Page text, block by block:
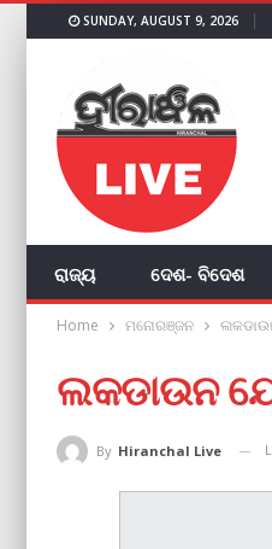
SUNDAY, AUGUST 9, 2026
ରାଜ୍ୟ ଦେଶ- ବିଦେଶ
Home ମନୋରଞ୍ଜନ
ଲକଡାଉନ
By Hiranchal Live